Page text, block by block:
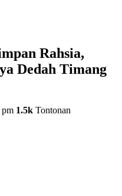
Rahsia,
Dedah Timang
pm 1.5k Tontonan